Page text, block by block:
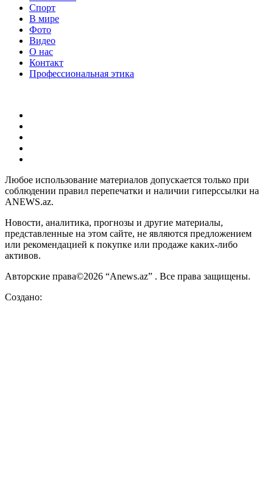
Спорт
В мире
Фото
Видео
О нас
Контакт
Профессиональная этика
Любое использование материалов допускается только при
соблюдении правил перепечатки и наличии гиперссылки на
ANEWS.az.
Новости, аналитика, прогнозы и другие материалы,
представленные на этом сайте, не являются предложением
или рекомендацией к покупке или продаже каких-либо
активов.
Авторские права©2026 “Anews.az” . Все права защищены.
Создано: